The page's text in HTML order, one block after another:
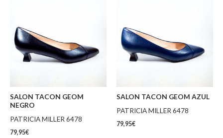
SALON TACON GEOM
NEGRO
PATRICIA MILLER 6478
79,95€
SALON TACON GEOM AZUL
PATRICIA MILLER 6478
79,95€